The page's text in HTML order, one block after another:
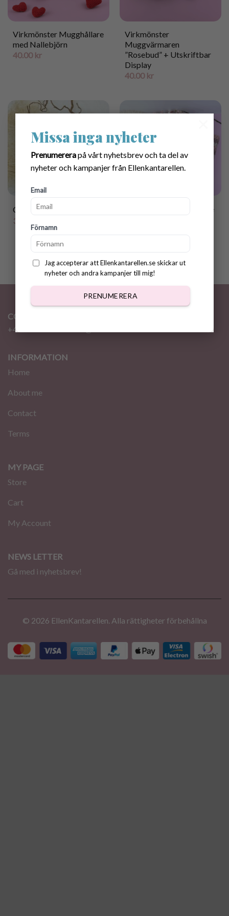
Missa inga nyheter
Prenumererapå vårt nyhetsbrev och ta del av
nyheter och kampanjer från Ellenkantarellen.
Email
Förnamn
Jag accepterar att Ellenkantarellen.se skickar ut
nyheter och andra kampanjer till mig!
PRENUMERERA
Virkmönster Mugghållare
med Nallebjörn
40.00 kr
Virkmönster
Muggvärmaren
”Rosebud” + Utskriftbar
Display
40.00 kr
Cup cosy crochet pattern
30.00
Mönsterpaket på virkade
CONTACT
+46 72 310 46 48
INFORMATION
Home
About me
Contact
Terms
MY PAGE
Store
Cart
My Account
NEWS LETTER
Gå med i nyhetsbrev!
© 2026 EllenKantarellen. Alla rättigheter förbehållna